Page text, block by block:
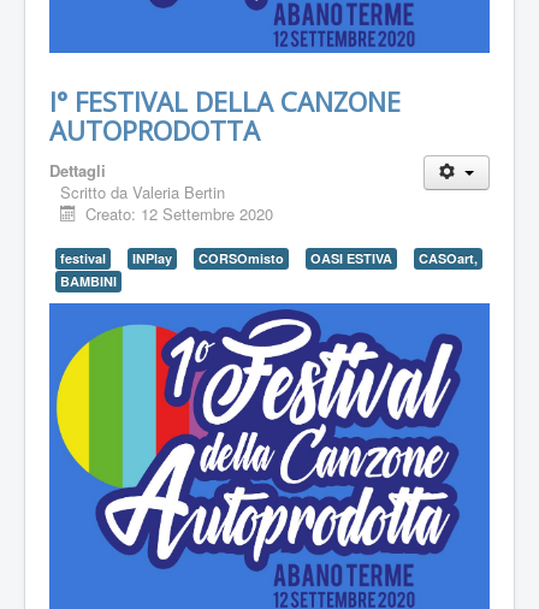
I° FESTIVAL DELLA CANZONE
AUTOPRODOTTA
Dettagli
Scritto da Valeria Bertin
Creato: 12 Settembre 2020
festival INPlay CORSOmisto OASI ESTIVA
CASOart,
BAMBINI